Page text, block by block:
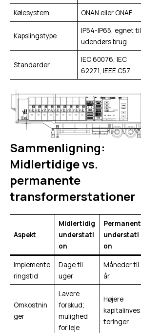
Kølesystem
ONAN eller ONAF
Kapslingstype
IP54-IP65, egnet til
udendørs brug
Standarder
IEC 60076, IEC
62271, IEEE C57
Sammenligning:
Midlertidige vs.
permanente
transformerstationer
Aspekt
Midlertidig
understati
on
Permanent
understati
on
Implemente
ringstid
Dage til
uger
Måneder til
år
Omkostnin
ger
Lavere
forskud;
mulighed
for leje
Højere
kapitalinves
teringer